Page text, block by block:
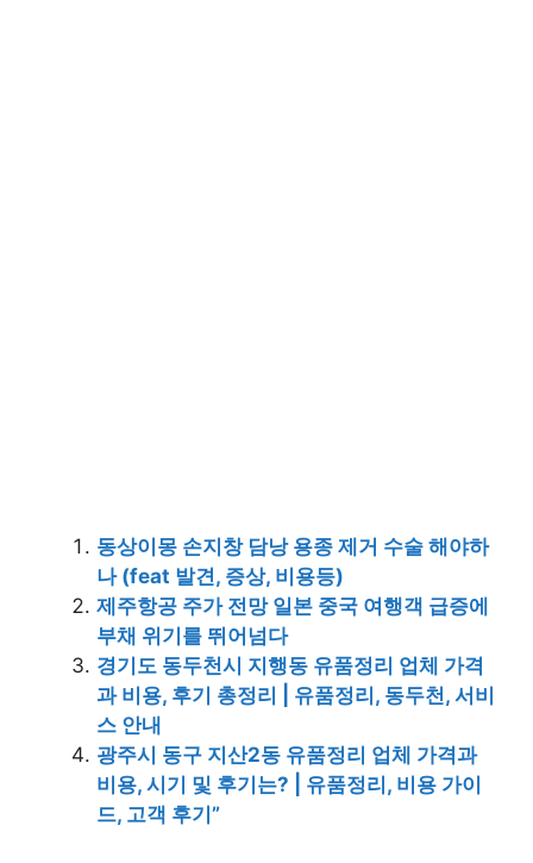
동상이몽 손지창 담낭 용종 제거 수술 해야하
나 (feat 발견, 증상, 비용등)
제주항공 주가 전망 일본 중국 여행객 급증에
부채 위기를 뛰어넘다
경기도 동두천시 지행동 유품정리 업체 가격
과 비용, 후기 총정리 | 유품정리, 동두천, 서비
스 안내
광주시 동구 지산2동 유품정리 업체 가격과
비용, 시기 및 후기는? | 유품정리, 비용 가이
드, 고객 후기”